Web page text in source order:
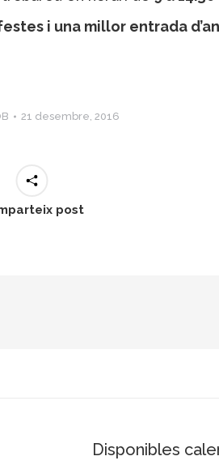
i una millor entrada
21 desembre, 2016
post
Disponibles